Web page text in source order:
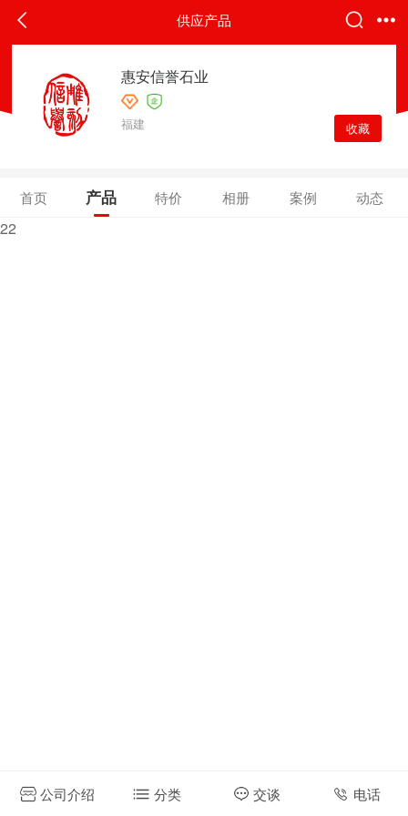
供应产品
惠安信誉石业
福建 收藏
首页 产品 特价 相册 案例 动态
22
公司介绍 分类 交谈 电话